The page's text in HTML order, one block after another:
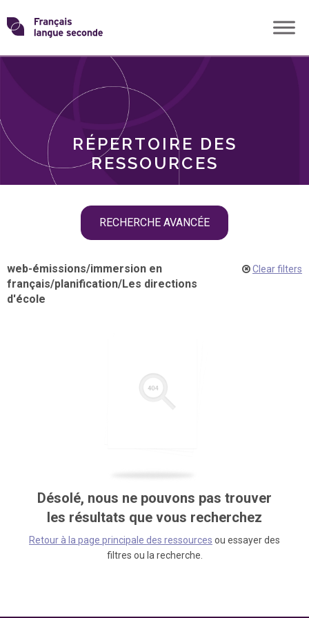
Skip
toTransformons
langue
RÉPERTOIRE DES
RESSOURCES
RECHERCHE AVANCÉE
THÈMES
web-émissions/immersion en
français/planification/Les directions
d'école
Clear filters
Désolé, nous ne pouvons pas trouver
les résultats que vous recherchez
Retour à la page principale des ressources ou essayer des
filtres ou la recherche.